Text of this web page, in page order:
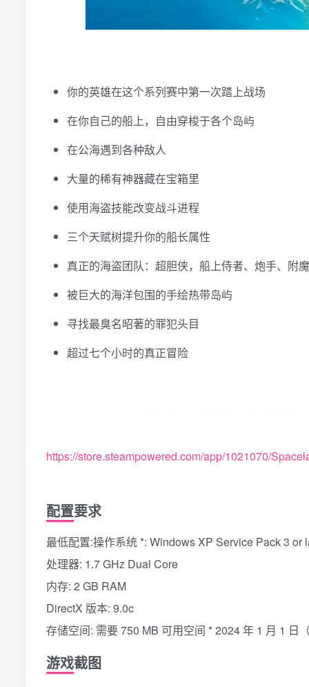
你的英雄在这个系列赛中第一次踏上战场
在你自己的船上，自由穿梭于各个岛屿
在公海遇到各种敌人
大量的稀有神器藏在宝箱里
使用海盗技能改变战斗进程
三个天赋树提升你的船长属性
真正的海盗团队：超胆侠，船上侍者、炮手、附
被巨大的海洋包围的手绘热带岛屿
寻找最臭名昭著的罪犯头目
超过七个小时的真正冒险
https://store.steampowered.com/app/1021070/
配置要求
最低配置:操作系统 *: Windows XP Service Pack 3 or
处理器: 1.7 GHz Dual Core
内存: 2 GB RAM
DirectX 版本: 9.0c
存储空间: 需要 750 MB 可用空间 * 2024 年 1 月 1
游戏截图